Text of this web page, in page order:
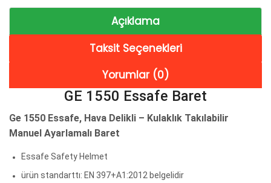
Açıklama
Taksit Seçenekleri
Yorumlar (0)
GE 1550 Essafe Baret
Ge 1550 Essafe, Hava Delikli – Kulaklık Takılabilir
Manuel Ayarlamalı Baret
Essafe Safety Helmet
ürün standarttı: EN 397+A1:2012 belgelidir